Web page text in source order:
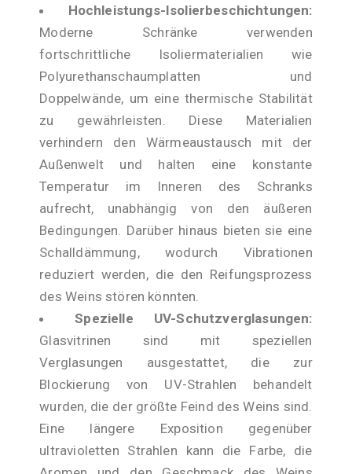
Hochleistungs-Isolierbeschichtungen:
Moderne Schränke verwenden
fortschrittliche Isoliermaterialien wie
Polyurethanschaumplatten und
Doppelwände, um eine thermische Stabilität
zu gewährleisten. Diese Materialien
verhindern den Wärmeaustausch mit der
Außenwelt und halten eine konstante
Temperatur im Inneren des Schranks
aufrecht, unabhängig von den äußeren
Bedingungen. Darüber hinaus bieten sie eine
Schalldämmung, wodurch Vibrationen
reduziert werden, die den Reifungsprozess
des Weins stören könnten.
Spezielle UV-Schutzverglasungen:
Glasvitrinen sind mit speziellen
Verglasungen ausgestattet, die zur
Blockierung von UV-Strahlen behandelt
wurden, die der größte Feind des Weins sind.
Eine längere Exposition gegenüber
ultravioletten Strahlen kann die Farbe, die